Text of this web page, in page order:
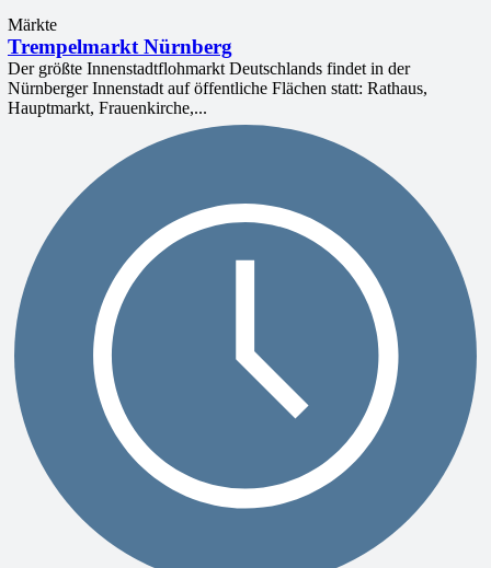
Märkte
Trempelmarkt Nürnberg
Der größte Innenstadtflohmarkt Deutschlands findet in der
Nürnberger Innenstadt auf öffentliche Flächen statt: Rathaus,
Hauptmarkt, Frauenkirche,...